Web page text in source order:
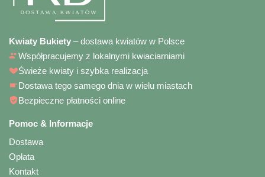
Kwiaty Bukiety – dostawa kwiatów w Polsce
Współpracujemy z lokalnymi kwiaciarniami
Świeże kwiaty i szybka realizacja
Dostawa tego samego dnia w wielu miastach
Bezpieczne płatności online
Pomoc & Informacje
Dostawa
Opłata
Kontakt